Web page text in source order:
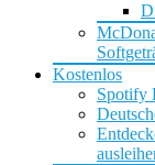
Kostenlos
Spotify